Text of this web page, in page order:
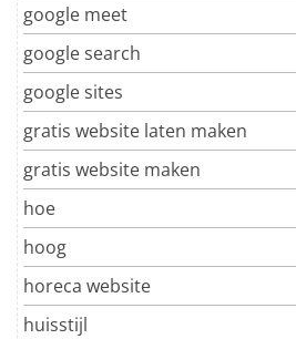
google meet
google search
google sites
gratis website laten maken
gratis website maken
hoe
hoog
horeca website
huisstijl